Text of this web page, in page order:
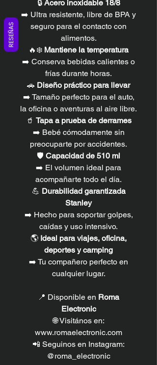
🔒 Acero inoxidable 18/8
➡️ Ultra resistente, libre de BPA y
seguro para el contacto con
alimentos.
🔥❄️ Mantiene la temperatura
➡️ Conserva bebidas calientes o
frías durante horas.
🚗 Diseño práctico para llevar
➡️ Tamaño perfecto para el auto,
la oficina o aventuras al aire libre.
🥤 Tapa a prueba de derrames
➡️ Bebé cómodamente sin
preocuparte por accidentes.
🛡️ Capacidad de 510 ml
➡️ El volumen ideal para
acompañarte todo el día.
💪 Durabilidad garantizada
Stanley
➡️ Hecho para soportar golpes,
caídas y uso intensivo.
🌎 Ideal para viajes, oficina,
deportes y camping
➡️ Tu compañero perfecto en
cualquier lugar.
📍 Disponible en Roma
Electronic
🌐 Visitános en:
www.romaelectronic.com
📲 Seguinos en Instagram:
@roma_electronic
RESEÑAS